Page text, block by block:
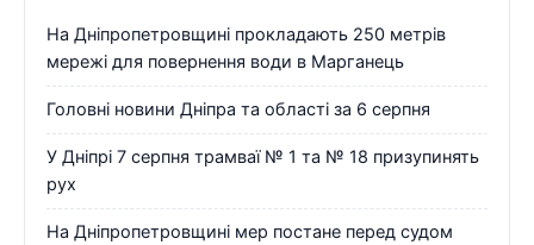
На Дніпропетровщині прокладають 250 метрів
мережі для повернення води в Марганець
Головні новини Дніпра та області за 6 серпня
У Дніпрі 7 серпня трамваї № 1 та № 18 призупинять
рух
На Дніпропетровщині мер постане перед судом